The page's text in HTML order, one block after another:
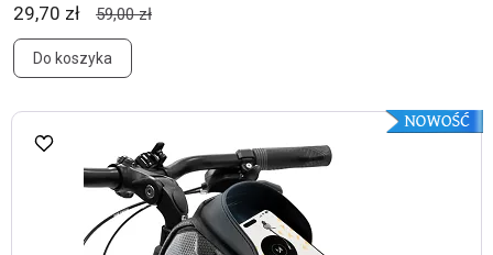
29,70 zł 59,00 zł
Do koszyka